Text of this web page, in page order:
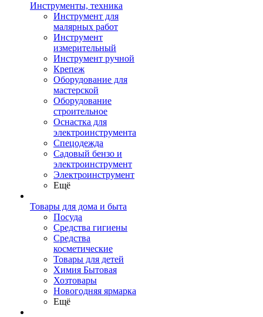
Инструменты, техника
Инструмент для
малярных работ
Инструмент
измерительный
Инструмент ручной
Крепеж
Оборудование для
мастерской
Оборудование
строительное
Оснастка для
электроинструмента
Спецодежда
Садовый бензо и
электроинструмент
Электроинструмент
Ещё
Товары для дома и быта
Посуда
Средства гигиены
Средства
косметические
Товары для детей
Химия Бытовая
Хозтовары
Новогодняя ярмарка
Ещё